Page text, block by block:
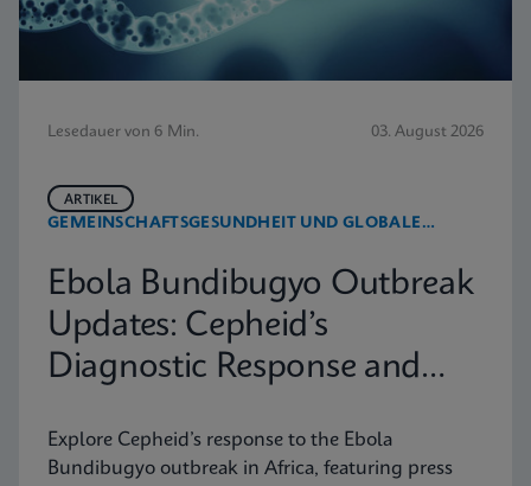
Lesedauer von 6 Min. 03. August 2026
GEMEINSCHAFTSGESUNDHEIT UND GLOBALE
ARTIKEL
Ebola Bundibugyo Outbreak
Updates: Cepheid’s
Diagnostic Response and
Explore Cepheid’s response to the Ebola
Bundibugyo outbreak in Africa, featuring press